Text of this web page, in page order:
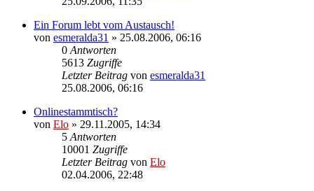
Ein Forum lebt vom Austausch!
von esmeralda31 » 25.08.2006, 06:16
0 Antworten
5613 Zugriffe
Letzter Beitrag von esmeralda31
25.08.2006, 06:16
Onlinestammtisch?
von Elo » 29.11.2005, 14:34
5 Antworten
10001 Zugriffe
Letzter Beitrag von Elo
02.04.2006, 22:48